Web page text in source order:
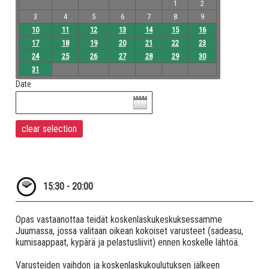
1
2
3
4 5 6 7 8
9
10
11 12 13 14 15
16
17
18 19 20 21 22
23
24
25 26 27 28 29
30
31
Date
15:30 - 20:00
Opas vastaanottaa teidät koskenlaskukeskuksessamme
Juumassa, jossa valitaan oikean kokoiset varusteet (sadeasu,
kumisaappaat, kypärä ja pelastusliivit) ennen koskelle lähtöä.
Varusteiden vaihdon ja koskenlaskukoulutuksen jälkeen